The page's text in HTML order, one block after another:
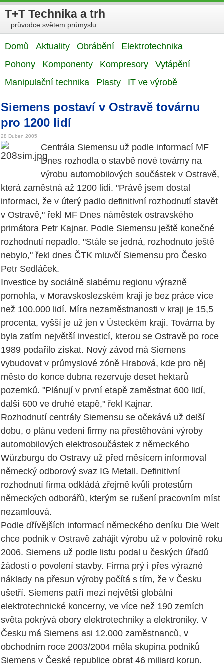
T+T Technika a trh
...průvodce světem průmyslu
Domů Aktuality Obrábění
Elektrotechnika
Pohony
Komponenty Kompresory
Vytápění
Manipulační technika
Plasty IT ve výrobě
Siemens postaví v Ostravě továrnu
pro 1200 lidí
28 Duben 2005
Centrála Siemensu už podle informací MF
Dnes rozhodla o stavbě nové továrny na
výrobu automobilových součástek v Ostravě,
která zaměstná až 1200 lidí. "Právě jsem dostal
informaci, že v úterý padlo definitivní rozhodnutí stavět
v Ostravě," řekl MF Dnes náměstek ostravského
primátora Petr Kajnar. Podle Siemensu ještě konečné
rozhodnutí nepadlo. "Stále se jedná, rozhodnuto ještě
nebylo," řekl dnes ČTK mluvčí Siemensu pro Česko
Petr Sedláček.
Investice by sociálně slabému regionu výrazně
pomohla, v Moravskoslezském kraji je bez práce více
než 100.000 lidí. Míra nezaměstnanosti v kraji je 15,5
procenta, vyšší je už jen v Ústeckém kraji. Továrna by
byla zatím největší investicí, kterou se Ostravě po roce
1989 podařilo získat. Nový závod má Siemens
vybudovat v průmyslové zóně Hrabová, kde pro něj
město do konce dubna rezervuje deset hektarů
pozemků. "Plánují v první etapě zaměstnat 600 lidí,
další 600 ve druhé etapě," řekl Kajnar.
Rozhodnutí centrály Siemensu se očekává už delší
dobu, o plánu vedení firmy na přestěhování výroby
automobilových elektrosoučástek z německého
Würzburgu do Ostravy už před měsícem informoval
německý odborový svaz IG Metall. Definitivní
rozhodnutí firma odkládá zřejmě kvůli protestům
německých odborářů, kterým se rušení pracovním míst
nezamlouvá.
Podle dřívějších informací německého deníku Die Welt
chce podnik v Ostravě zahájit výrobu už v polovině roku
2006. Siemens už podle listu podal u českých úřadů
žádosti o povolení stavby. Firma prý i přes výrazné
náklady na přesun výroby počítá s tím, že v Česku
ušetří. Siemens patří mezi největší globální
elektrotechnické koncerny, ve více než 190 zemích
světa pokrývá obory elektrotechniky a elektroniky. V
Česku má Siemens asi 12.000 zaměstnanců, v
obchodním roce 2003/2004 měla skupina podniků
Siemens v České republice obrat 46 miliard korun.